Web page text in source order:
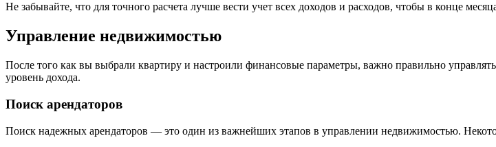
Не забывайте, что для точного расчета лучше вести учет всех доходов и расходов, чтобы в конце
Управление недвижимостью
После того как вы выбрали квартиру и настроили финансовые параметры, важно правильно
уровень дохода.
Поиск арендаторов
Поиск надежных арендаторов — это один из важнейших этапов в управлении недвижимостью.